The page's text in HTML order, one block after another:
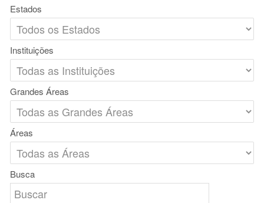
Estados
Instituições
Grandes Áreas
Áreas
Busca